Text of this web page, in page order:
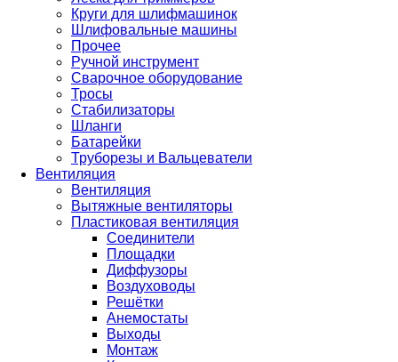
Круги для шлифмашинок
Шлифовальные машины
Прочее
Ручной инструмент
Сварочное оборудование
Тросы
Стабилизаторы
Шланги
Батарейки
Труборезы и Вальцеватели
Вентиляция
Вентиляция
Вытяжные вентиляторы
Пластиковая вентиляция
Соединители
Площадки
Диффузоры
Воздуховоды
Решётки
Анемостаты
Выходы
Монтаж